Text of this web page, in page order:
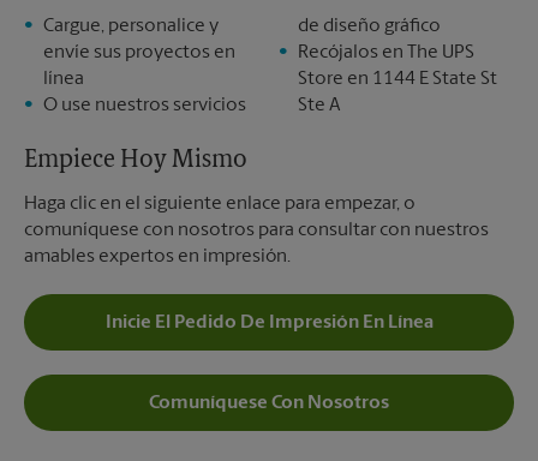
Cargue, personalice y
envíe sus proyectos en
línea
O use nuestros servicios
de diseño gráfico
Recójalos en The UPS
Store en 1144 E State St
Ste A
Empiece Hoy Mismo
Haga clic en el siguiente enlace para empezar, o
comuníquese con nosotros para consultar con nuestros
amables expertos en impresión.
Inicie El Pedido De Impresión En Línea
Comuníquese Con Nosotros